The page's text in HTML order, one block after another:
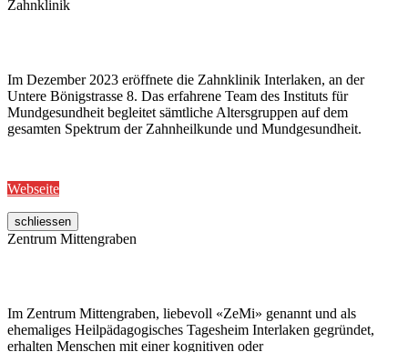
Zahnklinik
Im Dezember 2023 eröffnete die Zahnklinik Interlaken, an der
Untere Bönigstrasse 8. Das erfahrene Team des Instituts für
Mundgesundheit begleitet sämtliche Altersgruppen auf dem
gesamten Spektrum der Zahnheilkunde und Mundgesundheit.
Webseite
schliessen
Zentrum Mittengraben
Im Zentrum Mittengraben, liebevoll «ZeMi» genannt und als
ehemaliges Heilpädagogisches Tagesheim Interlaken gegründet,
erhalten Menschen mit einer kognitiven oder